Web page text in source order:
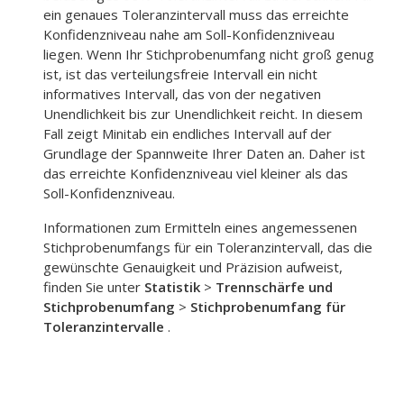
ein genaues Toleranzintervall muss das erreichte
Konfidenzniveau nahe am Soll-Konfidenzniveau
liegen. Wenn Ihr Stichprobenumfang nicht groß genug
ist, ist das verteilungsfreie Intervall ein nicht
informatives Intervall, das von der negativen
Unendlichkeit bis zur Unendlichkeit reicht. In diesem
Fall zeigt Minitab ein endliches Intervall auf der
Grundlage der Spannweite Ihrer Daten an. Daher ist
das erreichte Konfidenzniveau viel kleiner als das
Soll-Konfidenzniveau.
Informationen zum Ermitteln eines angemessenen
Stichprobenumfangs für ein Toleranzintervall, das die
gewünschte Genauigkeit und Präzision aufweist,
finden Sie unter Statistik > Trennschärfe und
Stichprobenumfang > Stichprobenumfang für
Toleranzintervalle .